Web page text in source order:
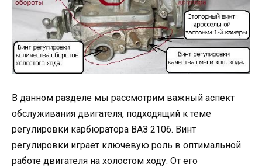
В данном разделе мы рассмотрим важный аспект
обслуживания двигателя, подходящий к теме
регулировки карбюратора ВАЗ 2106. Винт
регулировки играет ключевую роль в оптимальной
работе двигателя на холостом ходу. От его